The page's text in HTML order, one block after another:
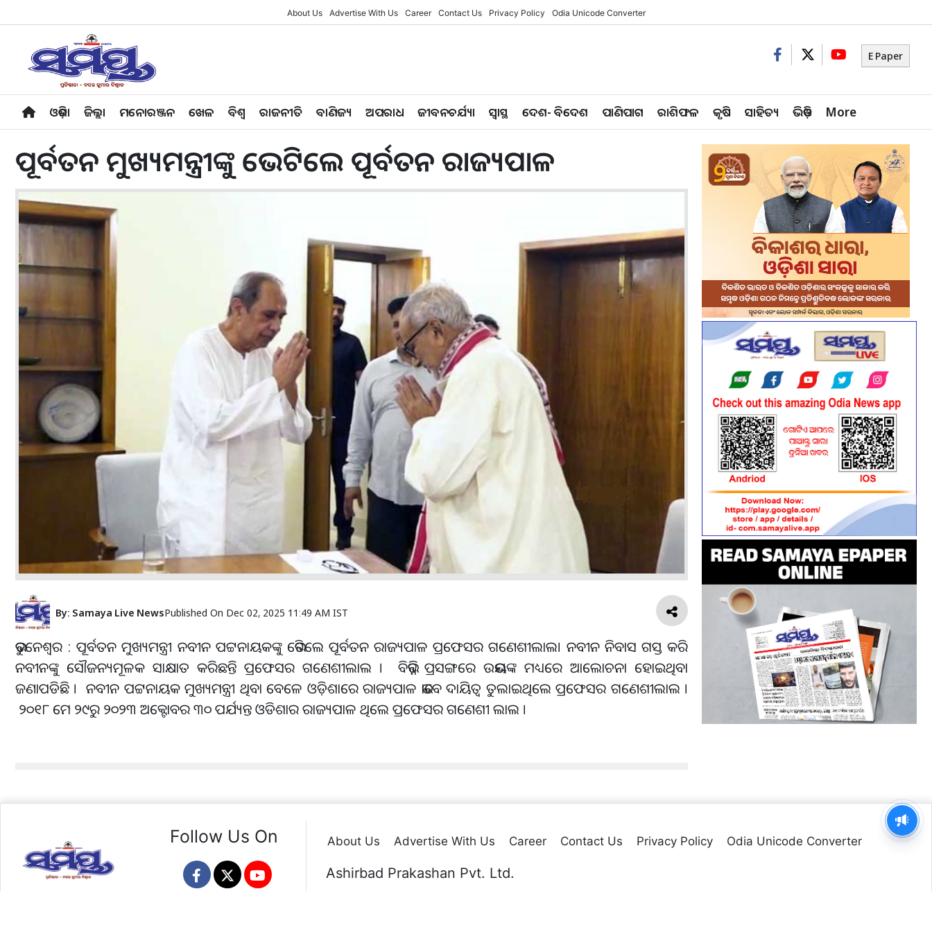
About Us Advertise With Us Career Contact Us Privacy Policy Odia Unicode Converter
E Paper
ଓଡ଼ିଶା ଜିଲ୍ଲା ମନୋରଞ୍ଜନ ଖେଳ ବିଶ୍ବ ରାଜନୀତି ବାଣିଜ୍ୟ ଅପରାଧ ଜୀବନଚର୍ଯ୍ୟା ସ୍ୱାସ୍ଥ ଦେଶ- ବିଦେଶ ପାଣିପାଗ ରାଶିଫଳ କୃଷି ସାହିତ୍ୟ ଭିଡ଼ିଓ More
ପୂର୍ବତନ ମୁଖ୍ୟମନ୍ତ୍ରୀଙ୍କୁ ଭେଟିଲେ ପୂର୍ବତନ ରାଜ୍ୟପାଳ
By: Samaya Live NewsPublished On Dec 02, 2025 11:49 AM IST
ଭୁବନେଶ୍ୱର : ପୂର୍ବତନ ମୁଖ୍ୟମନ୍ତ୍ରୀ ନବୀନ ପଟ୍ଟନାୟକଙ୍କୁ ଭେଟିଲେ ପୂର୍ବତନ ରାଜ୍ୟପାଳ ପ୍ରଫେସର ଗଣେଶୀଲାଲ। ନବୀନ ନିବାସ ଗସ୍ତ କରି
ନବୀନଙ୍କୁ ସୌଜନ୍ୟମୂଳକ ସାକ୍ଷାତ କରିଛନ୍ତି ପ୍ରଫେସର ଗଣେଶୀଲାଲ । ବିଭିନ୍ନ ପ୍ରସଙ୍ଗରେ ଉଭୟଙ୍କ ମଧ୍ୟରେ ଆଲୋଚନା ହୋଇଥିବା
ଜଣାପଡିଛି । ନବୀନ ପଟ୍ଟନାୟକ ମୁଖ୍ୟମନ୍ତ୍ରୀ ଥିବା ବେଳେ ଓଡ଼ିଶାରେ ରାଜ୍ୟପାଳ ଭାବେ ଦାୟିତ୍ବ ତୁଲାଇଥିଲେ ପ୍ରଫେସର ଗଣେଶୀଲାଲ ।
୨୦୧୮ ମେ ୨୯ରୁ ୨୦୨୩ ଅକ୍ଟୋବର ୩୦ ପର୍ଯ୍ୟନ୍ତ ଓଡିଶାର ରାଜ୍ୟପାଳ ଥିଲେ ପ୍ରଫେସର ଗଣେଶୀ ଲାଲ ।
Follow Us On About Us Advertise With Us Career Contact Us Privacy Policy Odia Unicode Converter
Ashirbad Prakashan Pvt. Ltd.